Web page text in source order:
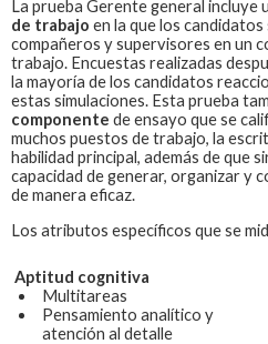
La prueba Gerente general incluye
de trabajo en la que los
compañeros y supervisores en un
trabajo. Encuestas realizadas
la mayoría de los candidatos
estas simulaciones. Esta prueba
componente de ensayo que se
muchos puestos de trabajo, la
habilidad principal, además de que
capacidad de generar, organizar y
de manera eficaz.
Los atributos específicos que se
Aptitud cognitiva
Multitareas
Pensamiento analítico y
atención al detalle